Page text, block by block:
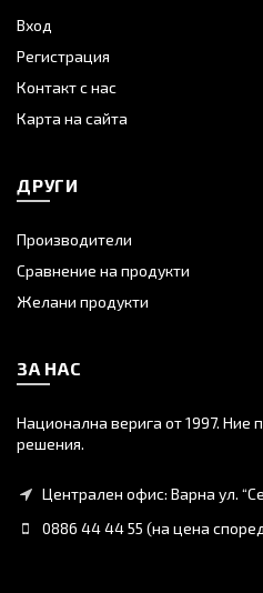
Вход
Регистрация
Контакт с нас
Карта на сайта
ДРУГИ
Производители
Сравнение на продукти
Желани продукти
ЗА НАС
Национална верига от 1997. Ние
решения.
Централен офис: Варна ул.
0886 44 44 55 (на цена